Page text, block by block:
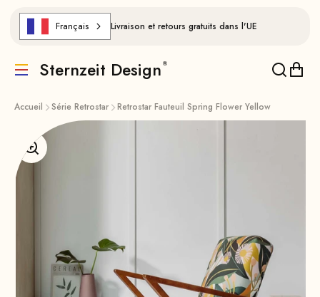
Français Livraison et retours gratuits dans l'UE
Traduction manquante : de.header.general.menu
Sternzeit Design
Accueil Série Retrostar Retrostar Fauteuil Spring Flower Yellow
Agrandir l'image